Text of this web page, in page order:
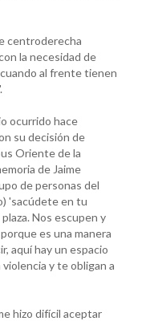
centroderecha
la necesidad de
cuando al frente tienen
ocurrido hace
su decisión de
Oriente de la
de Jaime
de personas del
'sacúdete en tu
Nos escupen y
es una manera
aquí hay un espacio
y te obligan a
hizo difícil aceptar